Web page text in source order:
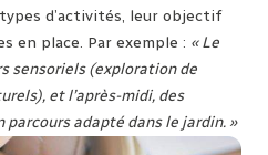
d’activités, leur objectif
en place. Par exemple : « Le
sensoriels (exploration de
et l’après-midi, des
adapté dans le jardin. »